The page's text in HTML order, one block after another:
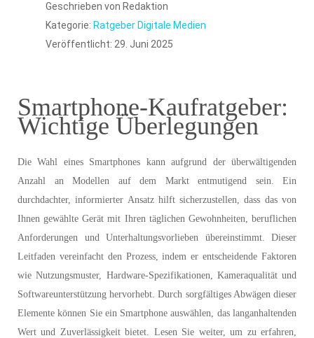
Geschrieben von Redaktion
Kategorie: Ratgeber Digitale Medien
Veröffentlicht: 29. Juni 2025
Smartphone-Kaufratgeber:
Wichtige Überlegungen
Die Wahl eines Smartphones kann aufgrund der überwältigenden
Anzahl an Modellen auf dem Markt entmutigend sein. Ein
durchdachter, informierter Ansatz hilft sicherzustellen, dass das von
Ihnen gewählte Gerät mit Ihren täglichen Gewohnheiten, beruflichen
Anforderungen und Unterhaltungsvorlieben übereinstimmt. Dieser
Leitfaden vereinfacht den Prozess, indem er entscheidende Faktoren
wie Nutzungsmuster, Hardware-Spezifikationen, Kameraqualität und
Softwareunterstützung hervorhebt. Durch sorgfältiges Abwägen dieser
Elemente können Sie ein Smartphone auswählen, das langanhaltenden
Wert und Zuverlässigkeit bietet. Lesen Sie weiter, um zu erfahren,